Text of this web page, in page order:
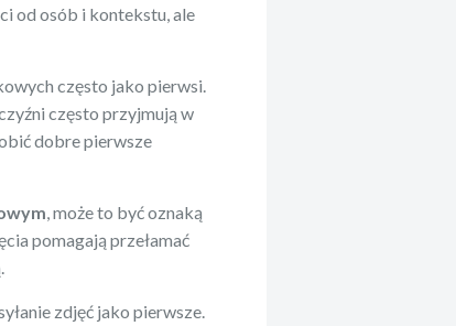
od osób i kontekstu, ale
często jako pierwsi.
często przyjmują w
dobre pierwsze
, może to być oznaką
pomagają przełamać
zdjęć jako pierwsze.